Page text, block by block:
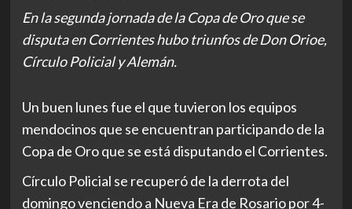
En la segunda jornada de la Copa de Oro que se
disputa en Corrientes hubo triunfos de Don Orioe,
Círculo Policial y Alemán.
Un buen lunes fue el que tuvieron los equipos
mendocinos que se encuentran participando de la
Copa de Oro que se está disputando el Corrientes.
Círculo Policial se recuperó de la derrota del
domingo venciendo a Nueva Era de Rosario por 4-